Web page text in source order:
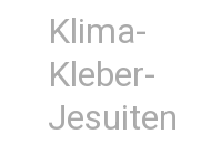
Klima-
Kleber-
Jesuiten